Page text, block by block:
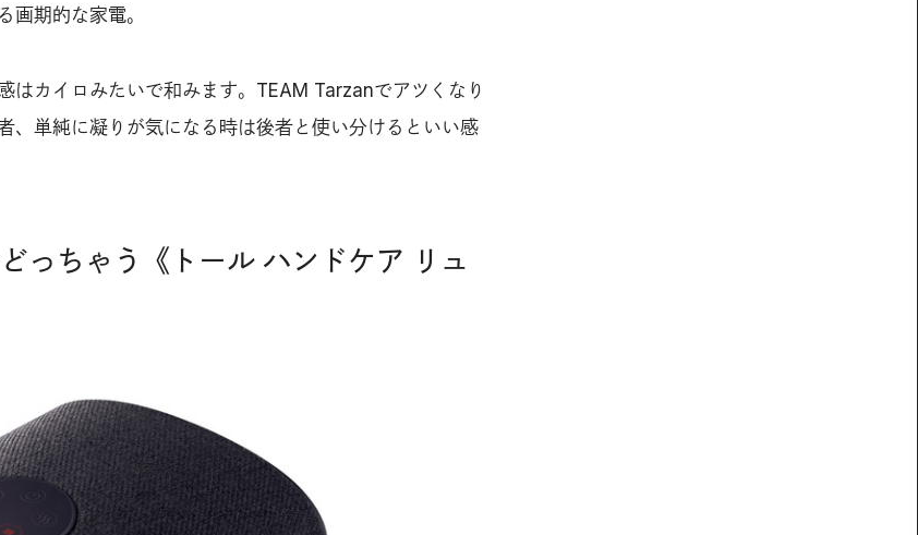
画期的な家電。
はカイロみたいで和みます。TEAM Tarzanでアツくなり
、単純に凝りが気になる時は後者と使い分けるといい感
っちゃう《トール ハンドケア リュ